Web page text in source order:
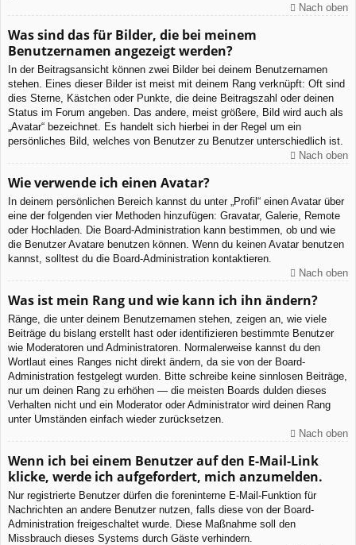
Nach oben
Was sind das für Bilder, die bei meinem
Benutzernamen angezeigt werden?
In der Beitragsansicht können zwei Bilder bei deinem Benutzernamen
stehen. Eines dieser Bilder ist meist mit deinem Rang verknüpft: Oft sind
dies Sterne, Kästchen oder Punkte, die deine Beitragszahl oder deinen
Status im Forum angeben. Das andere, meist größere, Bild wird auch als
„Avatar“ bezeichnet. Es handelt sich hierbei in der Regel um ein
persönliches Bild, welches von Benutzer zu Benutzer unterschiedlich ist.
Nach oben
Wie verwende ich einen Avatar?
In deinem persönlichen Bereich kannst du unter „Profil“ einen Avatar über
eine der folgenden vier Methoden hinzufügen: Gravatar, Galerie, Remote
oder Hochladen. Die Board-Administration kann bestimmen, ob und wie
die Benutzer Avatare benutzen können. Wenn du keinen Avatar benutzen
kannst, solltest du die Board-Administration kontaktieren.
Nach oben
Was ist mein Rang und wie kann ich ihn ändern?
Ränge, die unter deinem Benutzernamen stehen, zeigen an, wie viele
Beiträge du bislang erstellt hast oder identifizieren bestimmte Benutzer
wie Moderatoren und Administratoren. Normalerweise kannst du den
Wortlaut eines Ranges nicht direkt ändern, da sie von der Board-
Administration festgelegt wurden. Bitte schreibe keine sinnlosen Beiträge,
nur um deinen Rang zu erhöhen — die meisten Boards dulden dieses
Verhalten nicht und ein Moderator oder Administrator wird deinen Rang
unter Umständen einfach wieder zurücksetzen.
Nach oben
Wenn ich bei einem Benutzer auf den E-Mail-Link
klicke, werde ich aufgefordert, mich anzumelden.
Nur registrierte Benutzer dürfen die foreninterne E-Mail-Funktion für
Nachrichten an andere Benutzer nutzen, falls diese von der Board-
Administration freigeschaltet wurde. Diese Maßnahme soll den
Missbrauch dieses Systems durch Gäste verhindern.